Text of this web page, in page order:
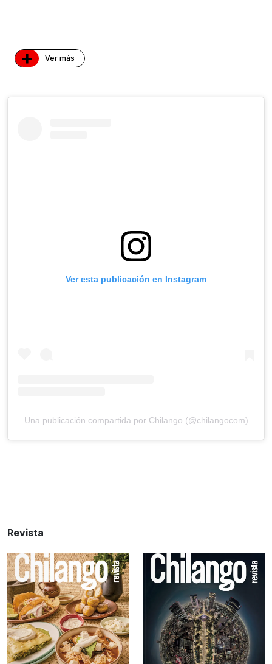
+ Ver más
Ver esta publicación en Instagram
Una publicación compartida por Chilango (@chilangocom)
Revista